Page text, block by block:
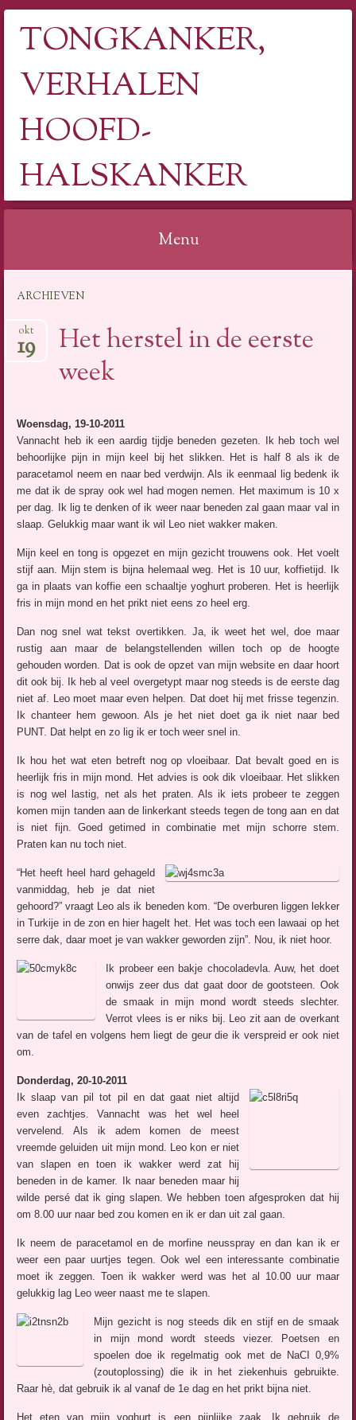
TONGKANKER,
VERHALEN
HOOFD-
HALSKANKER
Menu
inhoud
ARCHIEVEN
Het herstel in de eerste
week
okt
19
Woensdag, 19-10-2011
Vannacht heb ik een aardig tijdje beneden gezeten. Ik heb toch wel
behoorlijke pijn in mijn keel bij het slikken. Het is half 8 als ik de
paracetamol neem en naar bed verdwijn. Als ik eenmaal lig bedenk ik
me dat ik de spray ook wel had mogen nemen. Het maximum is 10 x
per dag. Ik lig te denken of ik weer naar beneden zal gaan maar val in
slaap. Gelukkig maar want ik wil Leo niet wakker maken.
Mijn keel en tong is opgezet en mijn gezicht trouwens ook. Het voelt
stijf aan. Mijn stem is bijna helemaal weg. Het is 10 uur, koffietijd. Ik
ga in plaats van koffie een schaaltje yoghurt proberen. Het is heerlijk
fris in mijn mond en het prikt niet eens zo heel erg.
Dan nog snel wat tekst overtikken. Ja, ik weet het wel, doe maar
rustig aan maar de belangstellenden willen toch op de hoogte
gehouden worden. Dat is ook de opzet van mijn website en daar hoort
dit ook bij. Ik heb al veel overgetypt maar nog steeds is de eerste dag
niet af. Leo moet maar even helpen. Dat doet hij met frisse tegenzin.
Ik chanteer hem gewoon. Als je het niet doet ga ik niet naar bed
PUNT. Dat helpt en zo lig ik er toch weer snel in.
Ik hou het wat eten betreft nog op vloeibaar. Dat bevalt goed en is
heerlijk fris in mijn mond. Het advies is ook dik vloeibaar. Het slikken
is nog wel lastig, net als het praten. Als ik iets probeer te zeggen
komen mijn tanden aan de linkerkant steeds tegen de tong aan en dat
is niet fijn. Goed getimed in combinatie met mijn schorre stem.
Praten kan nu toch niet.
“Het heeft heel hard gehageld
vanmiddag, heb je dat niet
gehoord?” vraagt Leo als ik beneden kom. “De overburen liggen lekker
in Turkije in de zon en hier hagelt het. Het was toch een lawaai op het
serre dak, daar moet je van wakker geworden zijn”. Nou, ik niet hoor.
Ik probeer een bakje chocoladevla. Auw, het doet
onwijs zeer dus dat gaat door de gootsteen. Ook
de smaak in mijn mond wordt steeds slechter.
Verrot vlees is er niks bij. Leo zit aan de overkant
van de tafel en volgens hem liegt de geur die ik verspreid er ook niet
om.
Donderdag, 20-10-2011
Ik slaap van pil tot pil en dat gaat niet altijd
even zachtjes. Vannacht was het wel heel
vervelend. Als ik adem komen de meest
vreemde geluiden uit mijn mond. Leo kon er niet
van slapen en toen ik wakker werd zat hij
beneden in de kamer. Ik naar beneden maar hij
wilde persé dat ik ging slapen. We hebben toen afgesproken dat hij
om 8.00 uur naar bed zou komen en ik er dan uit zal gaan.
Ik neem de paracetamol en de morfine neusspray en dan kan ik er
weer een paar uurtjes tegen. Ook wel een interessante combinatie
moet ik zeggen. Toen ik wakker werd was het al 10.00 uur maar
gelukkig lag Leo weer naast me te slapen.
Mijn gezicht is nog steeds dik en stijf en de smaak
in mijn mond wordt steeds viezer. Poetsen en
spoelen doe ik regelmatig ook met de NaCI 0,9%
(zoutoplossing) die ik in het ziekenhuis gebruikte.
Raar hè, dat gebruik ik al vanaf de 1e dag en het prikt bijna niet.
Het eten van mijn yoghurt is een pijnlijke zaak. Ik gebruik de